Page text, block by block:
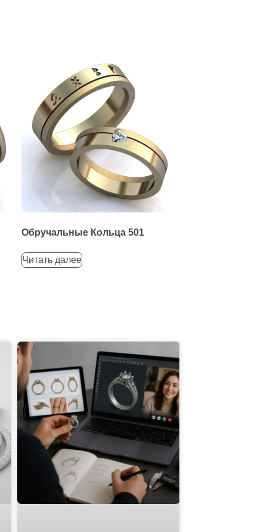
Обручальные Кольца 501
Читать далее